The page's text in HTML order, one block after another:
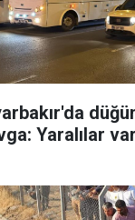
Yaralılar var